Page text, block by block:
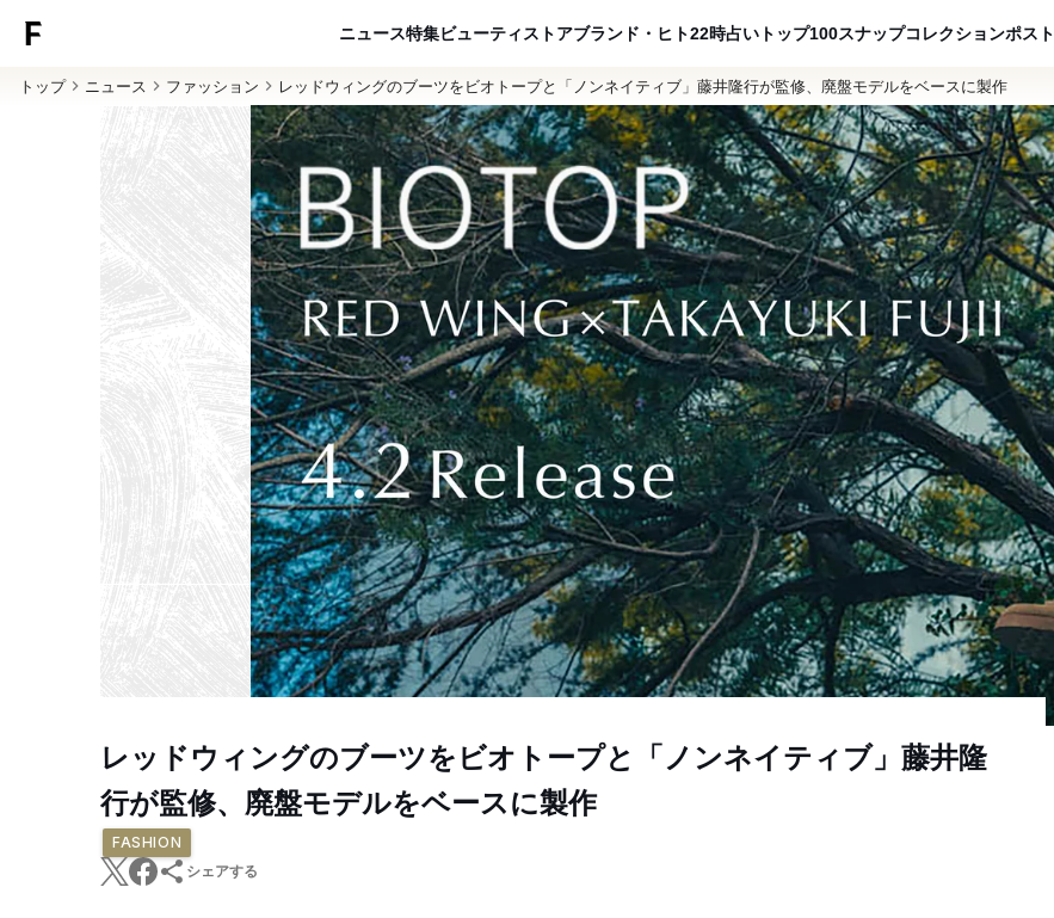
ニュース特集ビューティ ストアブランド・ヒト22時占い トップ100スナップコレクションポスト
トップ ニュース ファッション レッドウィングのブーツをビオトープと「ノンネイティブ」藤井隆行が監修、廃盤モデルをベースに製作
レッドウィングのブーツをビオトープと「ノンネイティブ」藤井隆
行が監修、廃盤モデルをベースに製作
FASHION
シェアする